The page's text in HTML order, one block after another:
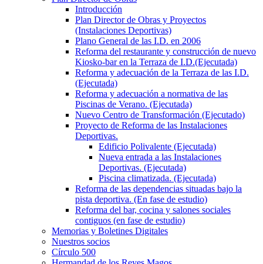
Introducción
Plan Director de Obras y Proyectos
(Instalaciones Deportivas)
Plano General de las I.D. en 2006
Reforma del restaurante y construcción de nuevo
Kiosko-bar en la Terraza de I.D.(Ejecutada)
Reforma y adecuación de la Terraza de las I.D.
(Ejecutada)
Reforma y adecuación a normativa de las
Piscinas de Verano. (Ejecutada)
Nuevo Centro de Transformación (Ejecutado)
Proyecto de Reforma de las Instalaciones
Deportivas.
Edificio Polivalente (Ejecutada)
Nueva entrada a las Instalaciones
Deportivas. (Ejecutada)
Piscina climatizada. (Ejecutada)
Reforma de las dependencias situadas bajo la
pista deportiva. (En fase de estudio)
Reforma del bar, cocina y salones sociales
contiguos (en fase de estudio)
Memorias y Boletines Digitales
Nuestros socios
Círculo 500